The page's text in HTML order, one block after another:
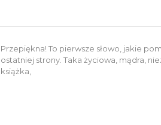
Przepiękna! To pierwsze słowo, jakie
ostatniej strony. Taka życiowa, mądra,
książka,